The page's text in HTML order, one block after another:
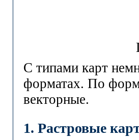
С типами карт
форматах. По
векторные.
1. Растровые